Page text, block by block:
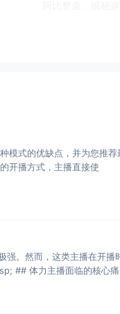
模式的优缺点，并为您推
开播方式，主播直接使
。然而，这类主播在开播
## 体力主播面临的核心